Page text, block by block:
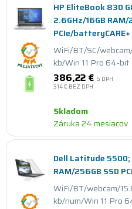
HP EliteBook 830
2.6GHz/16GB RAM/
PCIe/batteryCARE+
WiFi/BT/SC/
kb/Win 11 Pro 64-bit
386,22 € S DPH
314 € BEZ DPH
Skladom
Záruka 24 mesiacov
Dell Latitude 5500;
RAM/256GB SSD
WiFi/BT/webcam/
kb/num/Win 11 Pro